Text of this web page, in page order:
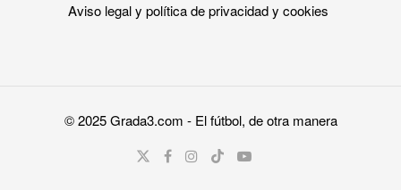
Aviso legal y política de privacidad y cookies​
© 2025Grada3.com - El fútbol, de otra manera